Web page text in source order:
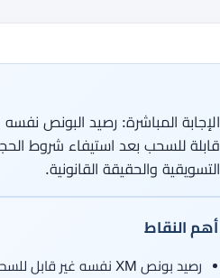
الإجابة المباشرة: رصيد البونص
التسويقية والحقيقة القانونية.
أهم النقاط
رصيد بونص XM نفسه غير قابل للسحب عادةً — هو هامش تداول ترويجي وليس إيداعاً نقدياً